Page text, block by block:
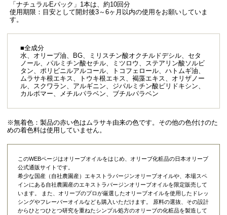
「ナチュラルEパック」1本は、約10回分
使用期限：目安として開封後3～6ヶ月以内の使用をお願いしていま
す。
■全成分
水、オリーブ油、BG、ミリスチン酸オクチルドデシル、セタ
ノール、パルミチン酸セチル、ミツロウ、ステアリン酸ソルビ
タン、ポリビニルアルコール、トコフェロール、ハトムギ油、
ムラサキ根エキス、トウキ根エキス、褐藻エキス、オリザノー
ル、スクワラン、アルギニン、ジパルミチン酸ピリドキシン、
カルボマー、メチルパラベン、ブチルパラベン
※無着色：製品の赤い色はムラサキ由来の色です。その他の色付けのた
めの着色料は使用していません。
このWEBページはオリーブオイルをはじめ、オリーブ化粧品の日本オリーブ
公式通販サイトです。
希少な国産（自社農園産）エキストラバージンオリーブオイルや、本場スペ
インにある自社農園産のエキストラバージンオリーブオイルを限定販売して
います。 また、オリーブのプロが厳選したオリーブオイルを使用したドレッ
シングやフレーバーオイルなども購入いただけます。 原料の選抜、その設計
からひとつひとつ研究を重ねたシンプル処方のオリーブの化粧品を製造して